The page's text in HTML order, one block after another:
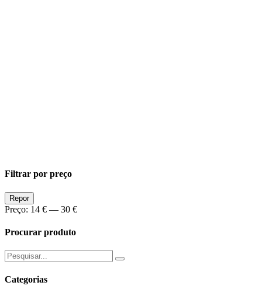
Filtrar por preço
Preço
Min
Preço
Max
Repor
Preço: 14 € — 30 €
Procurar produto
Pesquisar
por:
Categorias